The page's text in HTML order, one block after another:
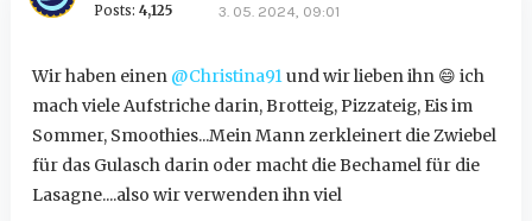
Posts: 4,125 3. 05. 2024, 09:01
Wir haben einen @Christina91und wir lieben ihn 😄 ich
mach viele Aufstriche darin, Brotteig, Pizzateig, Eis im
Sommer, Smoothies...Mein Mann zerkleinert die Zwiebel
für das Gulasch darin oder macht die Bechamel für die
Lasagne....also wir verwenden ihn viel